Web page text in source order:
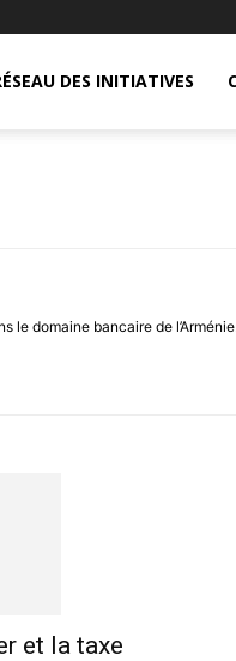
DES INITIATIVES
le domaine bancaire de
et la taxe